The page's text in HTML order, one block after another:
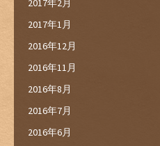
2017年2月
2017年1月
2016年12月
2016年11月
2016年8月
2016年7月
2016年6月